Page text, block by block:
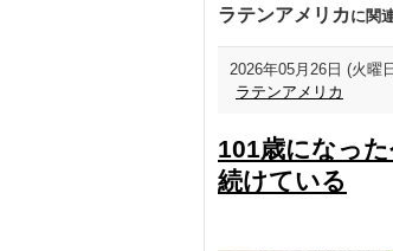
ラテンアメリカ に関
2026年05月26日 (火曜
ラテンアメリカ
101歳になっ
続けている